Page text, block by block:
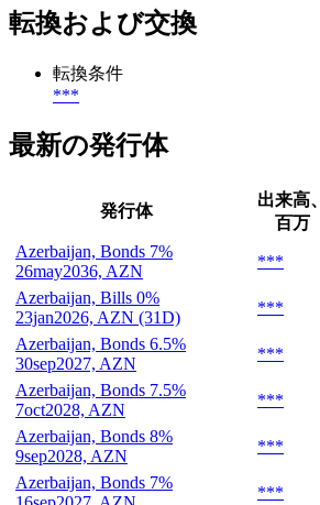
転換および交換
転換条件
***
最新の発行体
発行体
出来高、
百万
Azerbaijan, Bonds 7%
26may2036, AZN
***
Azerbaijan, Bills 0%
23jan2026, AZN (31D)
***
Azerbaijan, Bonds 6.5%
30sep2027, AZN
***
Azerbaijan, Bonds 7.5%
7oct2028, AZN
***
Azerbaijan, Bonds 8%
9sep2028, AZN
***
Azerbaijan, Bonds 7%
***